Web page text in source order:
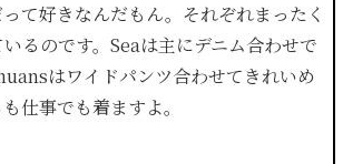
て好きなんだもん。それぞれまったく
るのです。Seaは主にデニム合わせで
はワイドパンツ合わせてきれいめ
仕事でも着ますよ。